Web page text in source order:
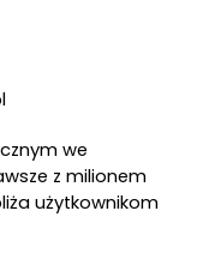
we
z milionem
użytkownikom